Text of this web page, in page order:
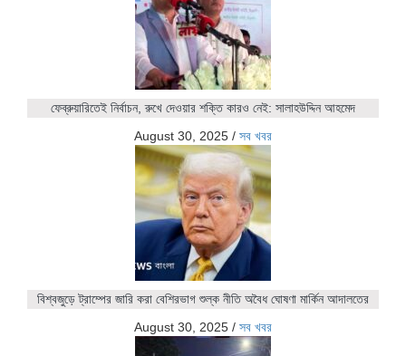
ফেব্রুয়ারিতেই নির্বাচন, রুখে দেওয়ার শক্তি কারও নেই: সালাহউদ্দিন আহমেদ
August 30, 2025 / সব খবর
বিশ্বজুড়ে ট্রাম্পের জারি করা বেশিরভাগ শুল্ক নীতি অবৈধ ঘোষণা মার্কিন আদালতের
August 30, 2025 / সব খবর